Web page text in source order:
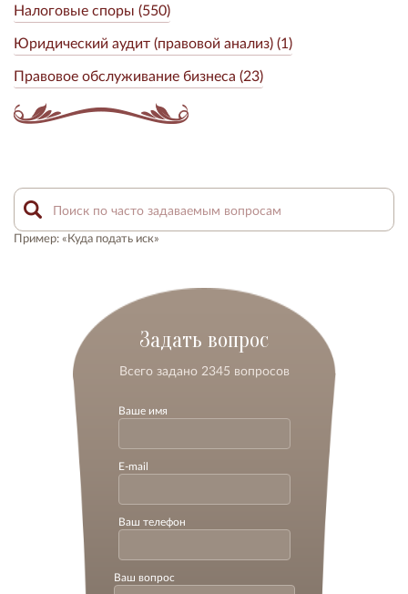
Налоговые споры (550)
Юридический аудит (правовой анализ) (1)
Правовое обслуживание бизнеса (23)
Пример: «Куда подать иск»
Задать вопрос
Всего задано 2345 вопросов
Ваше имя
E-mail
Ваш телефон
Ваш вопрос